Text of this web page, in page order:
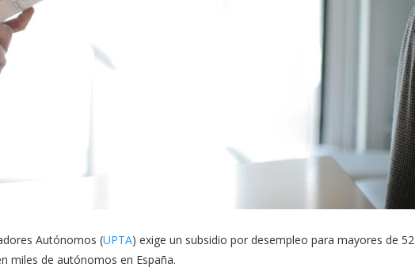
Autónomos (UPTA) exige un subsidio por desempleo para mayores de 52
miles de autónomos en España.